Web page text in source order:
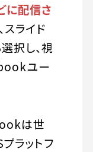
に配信さ
スライド
択し、視
ユー
は世
ラットフ